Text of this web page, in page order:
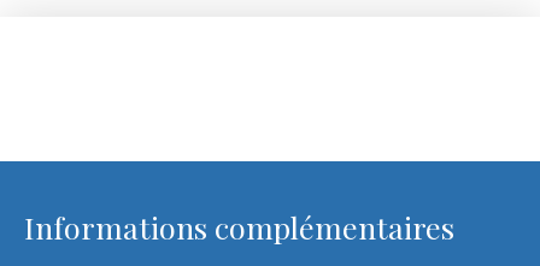
Informations complémentaires